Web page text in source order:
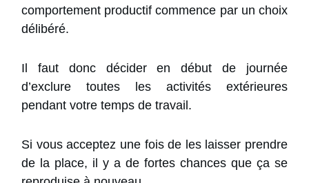
comportement productif commence par un choix
délibéré.
Il faut donc décider en début de journée
d’exclure toutes les activités extérieures
pendant votre temps de travail.
Si vous acceptez une fois de les laisser prendre
de la place, il y a de fortes chances que ça se